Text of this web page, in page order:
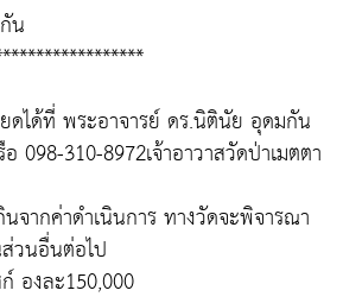
น
ดได้ที่ พระอาจารย์ ดร.นิตินัย อุดมกัน
098-310-8972เจ้าอาวาสวัดป่าเมตตา
จากค่าดำเนินการ ทางวัดจะพิจารณา
วนอื่นต่อไป
องละ150,000